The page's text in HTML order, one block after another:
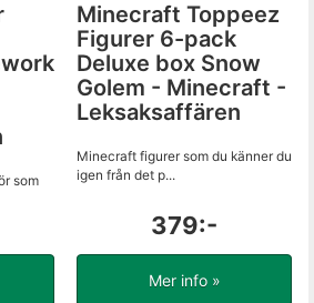
som
Minecraft Toppeez
Figurer 6-pack
Deluxe box Snow
Golem - Minecraft -
Leksaksaffären
Minecraft figurer som du känner du
igen från det p...
379:-
Mer info »